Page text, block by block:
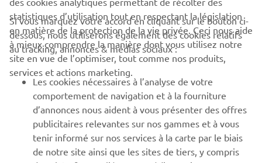
CORPORATE
BUSINESS
PLUS YAMAHA
SUPPORT
NEWSLETTER
statistiques d’utilisation tout en respectant la législation
en matière de la protection de la vie privée. Ceci nous aide
à mieux comprendre la manière dont vous utilisez notre
site en vue de l’optimiser, tout comme nos produits,
services et actions marketing.
Si vous marquez votre accord en cliquant sur le bouton ci-
dessous, nous utiliserons également des cookies relatifs
au tracking, annonces & médias sociaux :
Les cookies nécessaires à l’analyse de votre
comportement de navigation et à la fourniture
d’annonces nous aident à vous présenter des offres
publicitaires relevantes sur nos gammes et à vous
tenir informé sur nos services à la carte par le biais
de notre site ainsi que les sites de tiers, y compris